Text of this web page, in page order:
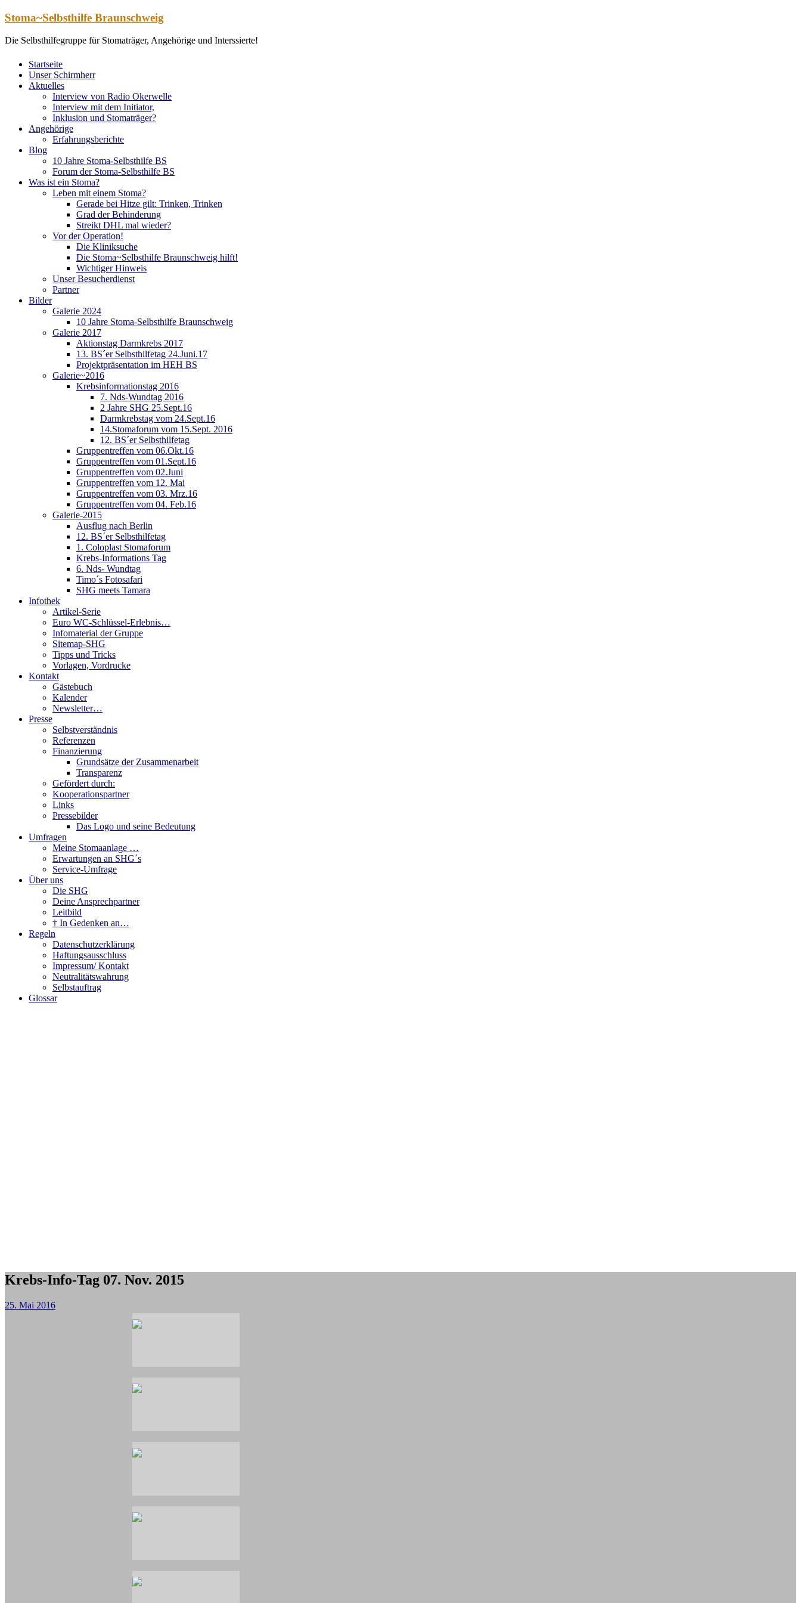
Zum
springen
Stoma~Selbsthilfe Braunschweig
Die Selbsthilfegruppe für Stomaträger, Angehörige und Interssierte!
Startseite
Unser Schirmherr
Aktuelles
Interview von Radio Okerwelle
Interview mit dem Initiator,
Inklusion und Stomaträger?
Angehörige
Erfahrungsberichte
Blog
10 Jahre Stoma-Selbsthilfe BS
Forum der Stoma-Selbsthilfe BS
Was ist ein Stoma?
Leben mit einem Stoma?
Gerade bei Hitze gilt: Trinken, Trinken
Grad der Behinderung
Streikt DHL mal wieder?
Vor der Operation!
Die Kliniksuche
Die Stoma~Selbsthilfe Braunschweig hilft!
Wichtiger Hinweis
Unser Besucherdienst
Partner
Bilder
Galerie 2024
10 Jahre Stoma-Selbsthilfe Braunschweig
Galerie 2017
Aktionstag Darmkrebs 2017
13. BS´er Selbsthilfetag 24.Juni.17
Projektpräsentation im HEH BS
Galerie~2016
Krebsinformationstag 2016
7. Nds-Wundtag 2016
2 Jahre SHG 25.Sept.16
Darmkrebstag vom 24.Sept.16
14.Stomaforum vom 15.Sept. 2016
12. BS´er Selbsthilfetag
Gruppentreffen vom 06.Okt.16
Gruppentreffen vom 01.Sept.16
Gruppentreffen vom 02.Juni
Gruppentreffen vom 12. Mai
Gruppentreffen vom 03. Mrz.16
Gruppentreffen vom 04. Feb.16
Galerie-2015
Ausflug nach Berlin
12. BS´er Selbsthilfetag
1. Coloplast Stomaforum
Krebs-Informations Tag
6. Nds- Wundtag
Timo´s Fotosafari
SHG meets Tamara
Infothek
Artikel-Serie
Euro WC-Schlüssel-Erlebnis…
Infomaterial der Gruppe
Sitemap-SHG
Tipps und Tricks
Vorlagen, Vordrucke
Kontakt
Gästebuch
Kalender
Newsletter…
Presse
Selbstverständnis
Referenzen
Finanzierung
Grundsätze der Zusammenarbeit
Transparenz
Gefördert durch:
Kooperationspartner
Links
Pressebilder
Das Logo und seine Bedeutung
Umfragen
Meine Stomaanlage …
Erwartungen an SHG´s
Service-Umfrage
Über uns
Die SHG
Deine Ansprechpartner
Leitbild
† In Gedenken an…
Regeln
Datenschutzerklärung
Haftungsausschluss
Impressum/ Kontakt
Neutralitätswahrung
Selbstauftrag
Glossar
Krebs-Info-Tag 07. Nov. 2015
25. Mai 2016